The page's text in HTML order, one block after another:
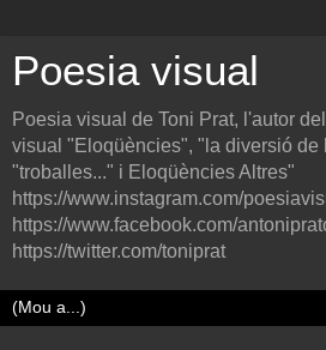
Poesia visual
Poesia visual de Toni Prat, l'autor
visual "Eloqüències", "la diversió de
"troballes..." i Eloqüències Altres"
https://www.instagram.com/
https://www.facebook.com/
https://twitter.com/toniprat